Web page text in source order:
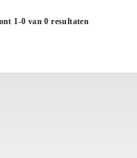
1-0 van 0 resultaten